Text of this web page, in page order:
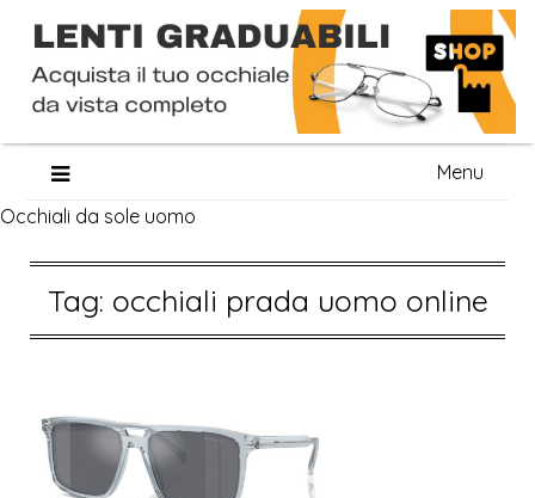
content
Menu
Occhiali da sole uomo
Tag: occhiali prada uomo online